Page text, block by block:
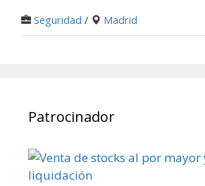
Seguridad / Madrid
Patrocinador